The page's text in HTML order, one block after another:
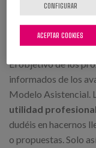
recae en que,
modificación de
El objetivo de los
informados de los
Modelo Asistencial.
utilidad
dudéis en hacernos
o propuestas. Solo
CONFIGURAR
ACEPTAR COOKIES